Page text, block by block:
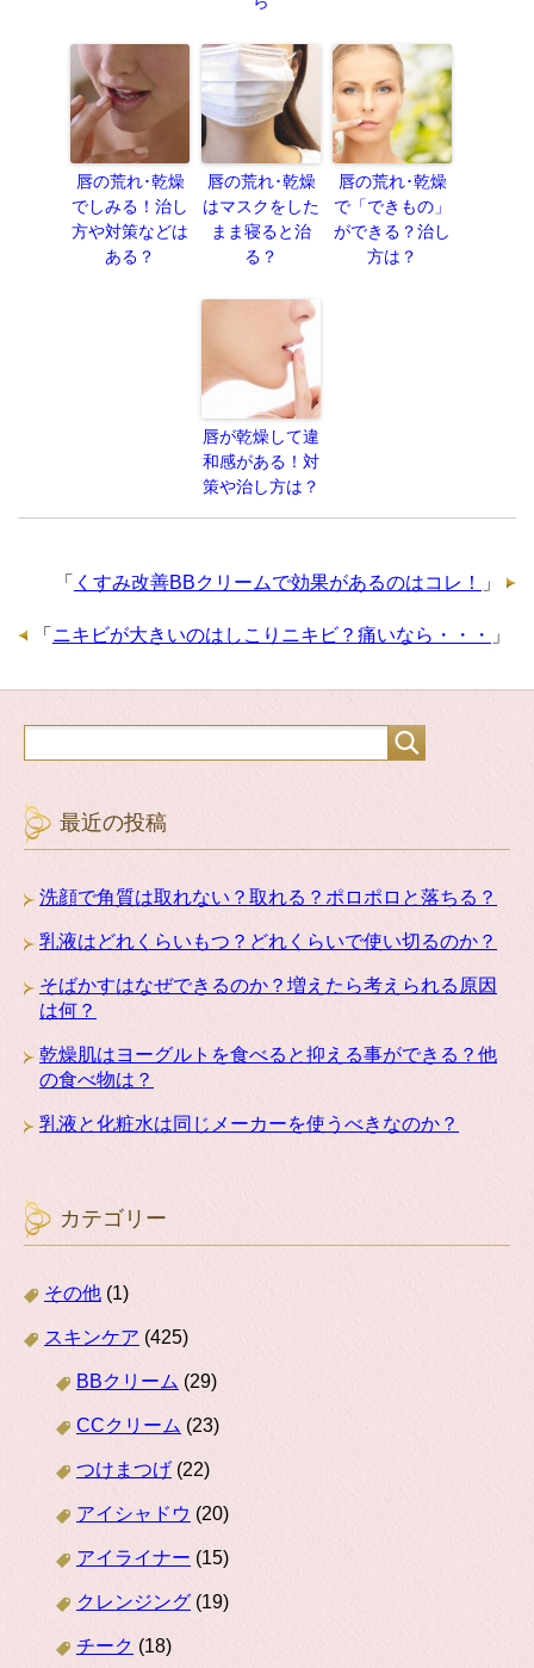
唇の荒れ･乾燥
でしみる！治し
方や対策などは
ある？
唇の荒れ･乾燥
はマスクをした
まま寝ると治
る？
唇の荒れ･乾燥
で「できもの」
ができる？治し
方は？
唇が乾燥して違
和感がある！対
策や治し方は？
「 くすみ改善BBクリームで効果があるのはコレ！ 」
「 ニキビが大きいのはしこりニキビ？痛いなら・・・ 」
最近の投稿
洗顔で角質は取れない？取れる？ポロポロと落ちる？
乳液はどれくらいもつ？どれくらいで使い切るのか？
そばかすはなぜできるのか？増えたら考えられる原因
は何？
乾燥肌はヨーグルトを食べると抑える事ができる？他
の食べ物は？
乳液と化粧水は同じメーカーを使うべきなのか？
カテゴリー
その他 (1)
スキンケア (425)
BBクリーム (29)
CCクリーム (23)
つけまつげ (22)
アイシャドウ (20)
アイライナー (15)
クレンジング (19)
チーク (18)